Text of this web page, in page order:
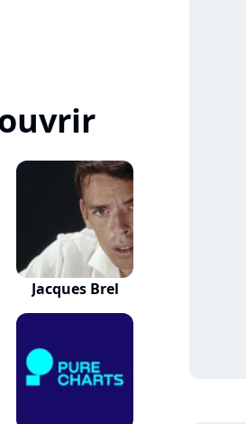
Jacques Brel